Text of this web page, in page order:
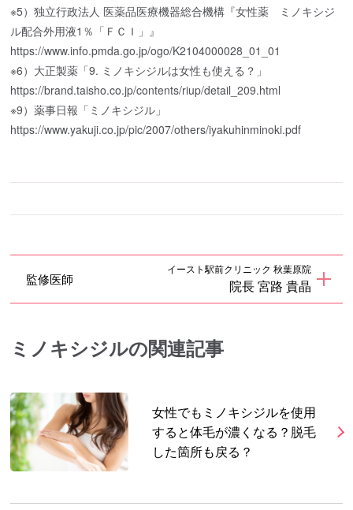
※5）独立行政法人 医薬品医療機器総合機構『女性薬 ミノキシジ
ル配合外用液1％「ＦＣＩ」』
https://www.info.pmda.go.jp/ogo/K2104000028_01_01
※6）大正製薬「9. ミノキシジルは女性も使える？」
https://brand.taisho.co.jp/contents/riup/detail_209.html
※9）薬事日報「ミノキシジル」
https://www.yakuji.co.jp/pic/2007/others/iyakuhinminoki.pdf
監修医師
イースト駅前クリニック 秋葉原院
院長 宮路 貴晶
ミノキシジルの関連記事
女性でもミノキシジルを使用
すると体毛が濃くなる？脱毛
した箇所も戻る？